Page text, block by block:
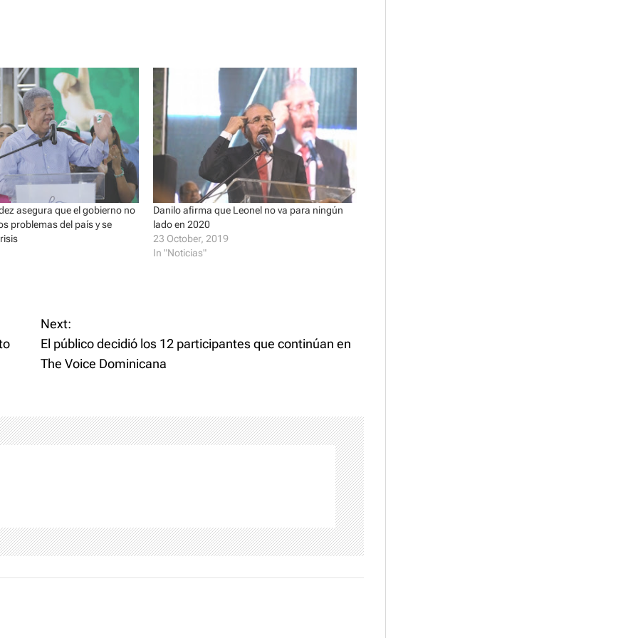
asegura que el gobierno no
problemas del país y se
Danilo afirma que Leonel no va para ningún
lado en 2020
23 October, 2019
In "Noticias"
Next:
El público decidió los 12 participantes que continúan en
The Voice Dominicana